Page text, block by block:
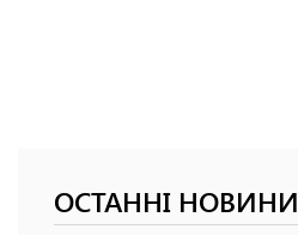
ОСТАННІ НОВИНИ